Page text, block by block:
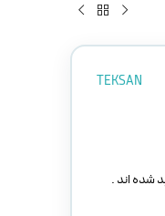
TEKSAN
شده اند .